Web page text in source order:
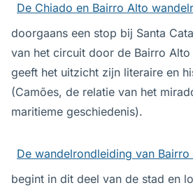
De Chiado en Bairro Alto
doorgaans een stop bij Santa
van het circuit door de Bairro
geeft het uitzicht zijn literaire en
(Camões, de relatie van het
maritieme geschiedenis).
De wandelrondleiding van
begint in dit deel van de stad en